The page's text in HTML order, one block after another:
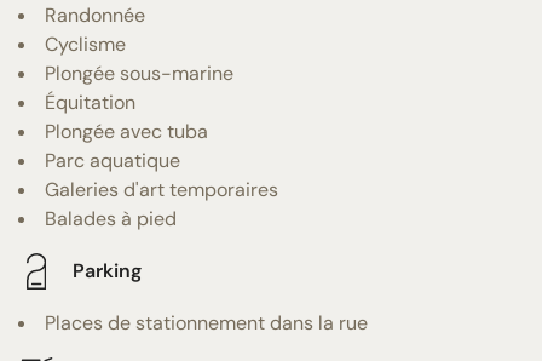
Randonnée
Cyclisme
Plongée sous-marine
Équitation
Plongée avec tuba
Parc aquatique
Galeries d'art temporaires
Balades à pied
Parking
Places de stationnement dans la rue